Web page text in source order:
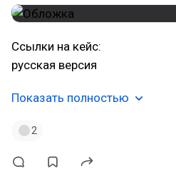
Ссылки на кейс:
русская версия
Показать полностью
2